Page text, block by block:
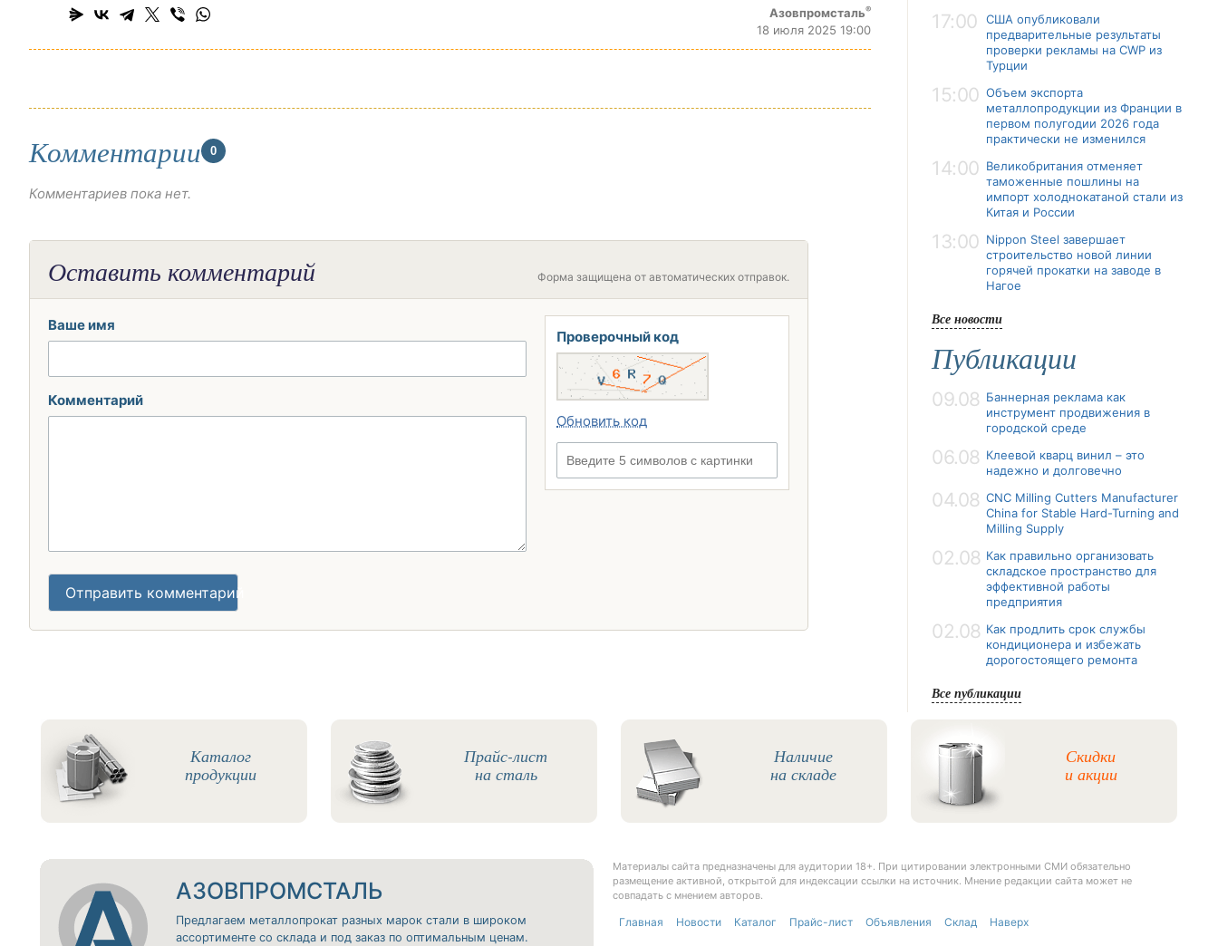
Азовпромсталь®
18 июля 2025 19:00
Комментарии 0
Комментариев пока нет.
Оставить комментарий Форма защищена от автоматических отправок.
Ваше имя
Комментарий
Проверочный код
Обновить код
Отправить комментарий
17:00
США опубликовали
предварительные результаты
проверки рекламы на CWP из
Турции
15:00 Объем экспорта
металлопродукции из Франции в
первом полугодии 2026 года
практически не изменился
14:00 Великобритания отменяет
таможенные пошлины на
импорт холоднокатаной стали из
Китая и России
13:00 Nippon Steel завершает
строительство новой линии
горячей прокатки на заводе в
Нагое
Все новости
Публикации
09.08 Баннерная реклама как
инструмент продвижения в
городской среде
06.08 Клеевой кварц винил – это
надежно и долговечно
04.08 CNC Milling Cutters Manufacturer
China for Stable Hard-Turning and
Milling Supply
02.08 Как правильно организовать
складское пространство для
эффективной работы
предприятия
02.08 Как продлить срок службы
кондиционера и избежать
дорогостоящего ремонта
Все публикации
Каталог
продукции
Прайс-лист
на сталь
Наличие
на складе
Скидки
и акции
АЗОВПРОМСТАЛЬ
Предлагаем металлопрокат разных марок стали в широком
ассортименте со склада и под заказ по оптимальным ценам.
Материалы сайта предназначены для аудитории 18+. При цитировании электронными СМИ обязательно
размещение активной, открытой для индексации ссылки на источник. Мнение редакции сайта может не
совпадать с мнением авторов.
Главная Новости Каталог Прайс-лист Объявления Склад Наверх